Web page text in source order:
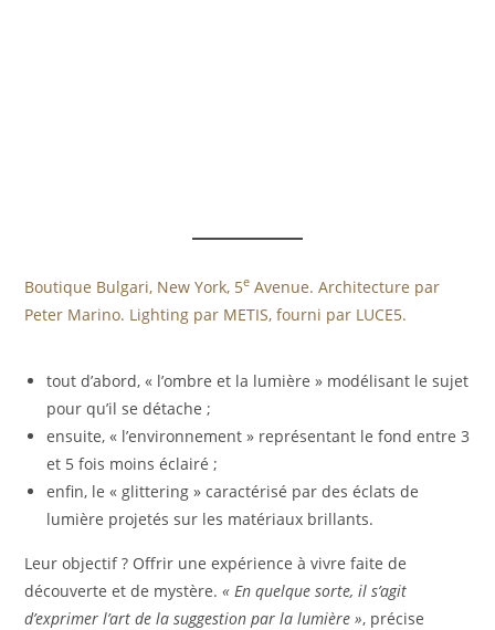
Boutique Bulgari, New York, 5e Avenue. Architecture par
Peter Marino. Lighting par METIS, fourni par LUCE5.
tout d’abord, « l’ombre et la lumière » modélisant le sujet
pour qu’il se détache ;
ensuite, « l’environnement » représentant le fond entre 3
et 5 fois moins éclairé ;
enfin, le « glittering » caractérisé par des éclats de
lumière projetés sur les matériaux brillants.
Leur objectif ? Offrir une expérience à vivre faite de
découverte et de mystère.« En quelque sorte, il s’agit
d’exprimer l’art de la suggestion par la lumière », précise